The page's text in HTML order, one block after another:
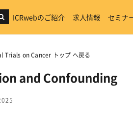
ICRwebのご紹介 求人情報 セミナ
on Cancer トップ へ戻る
and Confounding